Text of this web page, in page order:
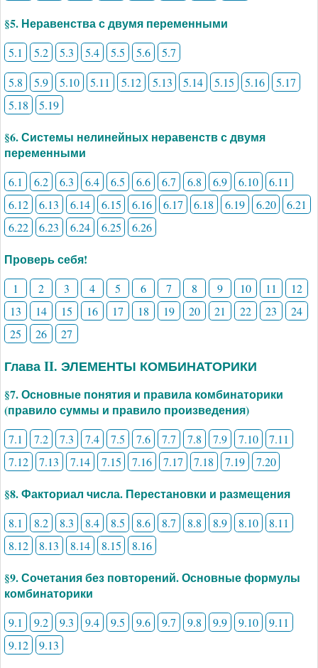
§5. Неравенства с двумя переменными
5.1 5.2 5.3 5.4 5.5 5.6
5.7
5.8
5.9 5.10 5.11 5.12 5.13 5.14 5.15 5.16
5.17
5.18
5.19
§6. Системы нелинейных неравенств с двумя
переменными
6.1 6.2 6.3 6.4 6.5 6.6 6.7 6.8 6.9 6.10
6.11
6.12
6.13 6.14 6.15 6.16 6.17 6.18 6.19 6.20
6.21
6.22
6.23 6.24 6.25 6.26
Проверь себя!
1 2 3 4 5 6 7 8 9 10 11
12
13
14 15 16 17 18 19 20 21 22 23
24
25
26 27
Глава II. ЭЛЕМЕНТЫ КОМБИНАТОРИКИ
§7. Основные понятия и правила комбинаторики
(правило суммы и правило произведения)
7.1 7.2 7.3 7.4 7.5 7.6 7.7 7.8 7.9 7.10
7.11
7.12
7.13 7.14 7.15 7.16 7.17 7.18 7.19 7.20
§8. Факториал числа. Перестановки и размещения
8.1 8.2 8.3 8.4 8.5 8.6 8.7 8.8 8.9 8.10
8.11
8.12
8.13 8.14 8.15 8.16
§9. Сочетания без повторений. Основные формулы
комбинаторики
9.1 9.2 9.3 9.4 9.5 9.6 9.7 9.8 9.9 9.10
9.11
9.12
9.13